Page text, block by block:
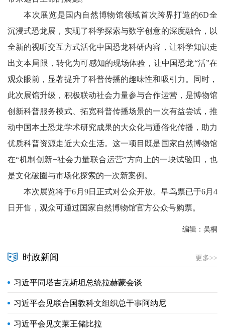
本次展览是国内自然博物馆领域首次跨界打造的6D全
沉浸式恐龙展，实现了科学探索与数字创意的深度融合，以
全新的视听交互方式活化中国恐龙科研内容，让科学知识走
出文本局限，转化为可感知的现场体验，让中国恐龙“活”在
观众眼前，显著提升了科普传播的趣味性和吸引力。同时，
此次展馆升级，积极联动社会力量参与合作运营，是博物馆
创新科普服务模式、拓宽科普传播场景的一次有益尝试，推
动中国本土恐龙学术研究成果的大众化与通俗化传播，助力
优质科普资源走近大众生活。这一项目既是国家自然博物馆
在“机制创新+社会力量联合运营”方向上的一块试验田，也
是文化破圈与市场化探索的一次新案例。
本次展览将于6月9日正式对公众开放。早鸟票已于6月4
日开售，观众可通过国家自然博物馆官方公众号购票。
编辑：吴桐
时政新闻 更多>>
习近平同塔吉克斯坦总统拉赫蒙会谈
习近平会见联合国教科文组织总干事阿纳尼
习近平会见文莱王储比拉